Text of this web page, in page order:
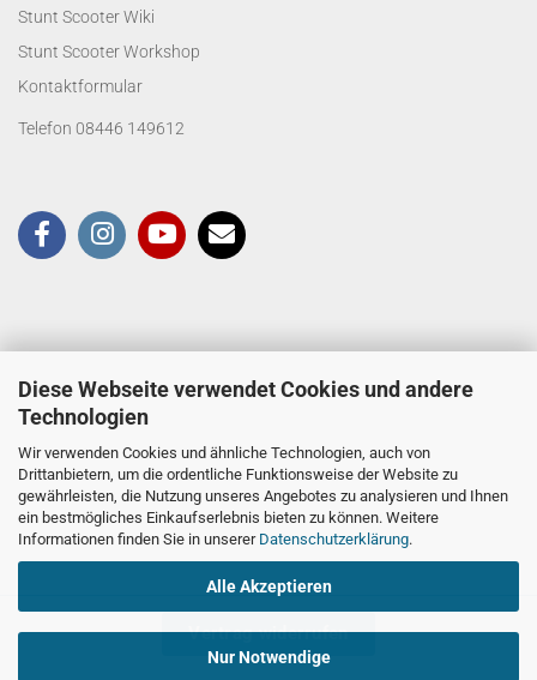
Diese Webseite verwendet Cookies und andere
Technologien
Wir verwenden Cookies und ähnliche Technologien, auch von
Drittanbietern, um die ordentliche Funktionsweise der Website zu
gewährleisten, die Nutzung unseres Angebotes zu analysieren und Ihnen
ein bestmögliches Einkaufserlebnis bieten zu können. Weitere
Informationen finden Sie in unserer Datenschutzerklärung.
Alle Akzeptieren
Nur Notwendige
Stunt Scooter Wiki
Stunt Scooter Workshop
Kontaktformular
Telefon 08446 149612
Vertrag widerrufen